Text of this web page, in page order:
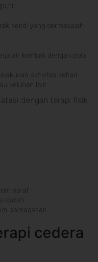
sendi yang bermasalah
kembali dengan pola
aktivitas sehari-
keluhan lain
dengan terapi fisik
saraf
darah
pernapasan
cedera